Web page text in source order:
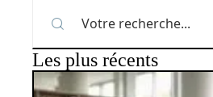
Les plus récents